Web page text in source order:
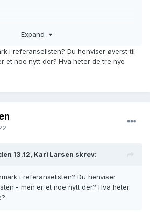
med et kapittel der jeg undersøker
snitt har vi funnet 7 forfedre. De aller
foreldre, men det er likevel 18%
begge foreldrene. Det er 31% der vi
med å lage en oversikt over
fra 1787. I dette prosjektet lages
å lage en referanse til
link-lives/. Det er laget
i referanselisten.
Expand
i referanselisten? Du henviser øverst til
et noe nytt der? Hva heter de tre nye
13.12, Kari Larsen skrev:
i referanselisten? Du henviser
- men er et noe nytt der? Hva heter